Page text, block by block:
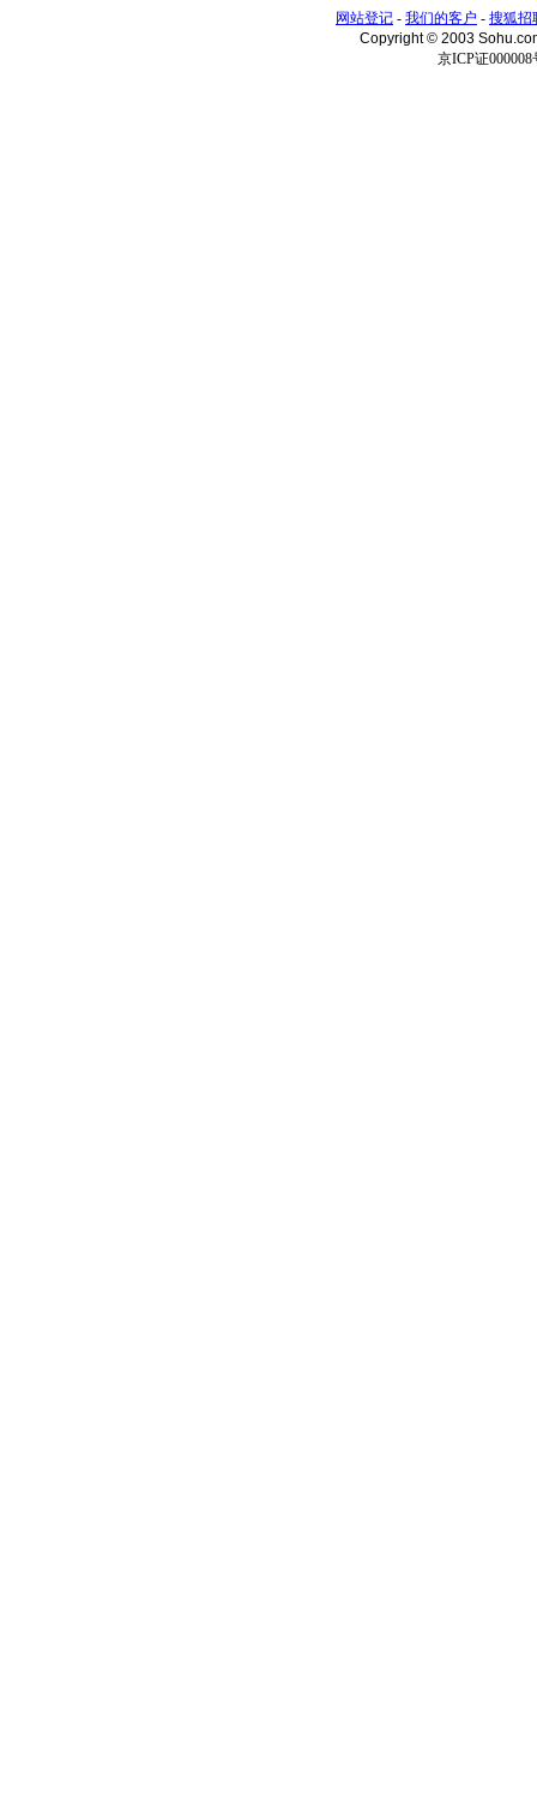
网站登记 - 我们的客户 - 搜狐招
Copyright © 2003
京ICP证